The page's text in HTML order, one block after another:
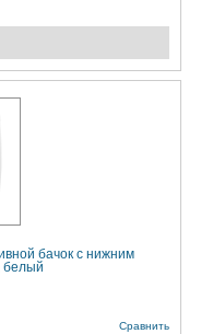
бачок с нижним
белый
Сравнить